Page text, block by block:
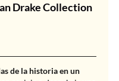
Drake Collection
de la historia en un